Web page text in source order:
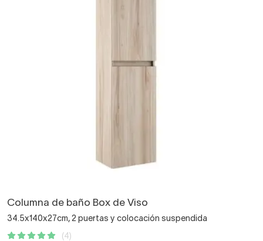
Columna de baño Box de Viso
34.5x140x27cm, 2 puertas y colocación suspendida
(4)